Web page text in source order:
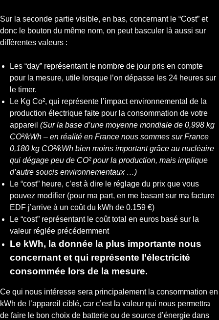
Sur la seconde partie visible, en bas, concernant le “Cost” et
donc le bouton du même nom, on peut basculer là aussi sur
différentes valeurs :
Les “day” représentant le nombre de jour pris en compte
pour la mesure, utile lorsque l’on dépasse les 24 heures sur
le timer.
Le Kg Co², qui représente l’impact environnemental de la
production électrique faite pour la consommation de votre
appareil (Sur la base d’une moyenne mondiale de 0,998 kg
CO²/kWh – en réalité en France nous sommes sur France
0,180 kg CO²/kWh bien moins important grâce au nucléaire
qui dégage peu de CO² pour la production, mais implique
d’autre soucis environnementaux …)
Le “cost” heure, c’est à dire le réglage du prix que vous
pouvez modifier (pour ma part, en me basant sur ma facture
EDF j’arrive à un coût du kWh de 0.159 €)
Le “cost” représentant le coût total en euros basé sur la
valeur réglée précédemment
Le kWh, la donnée la plus importante nous
concernant et qui représente l’électricité
consommée lors de la mesure.
Ce qui nous intéresse sera principalement la consommation en
kWh de l’appareil ciblé, car c’est la valeur qui nous permettra
de faire le bon choix de batterie ou de source d’énergie dans